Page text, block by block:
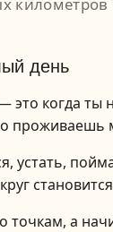
день
это когда ты
проживаешь
устать,
точкам, а